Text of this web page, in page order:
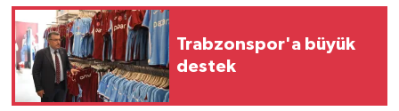
Trabzonspor'a büyük
destek